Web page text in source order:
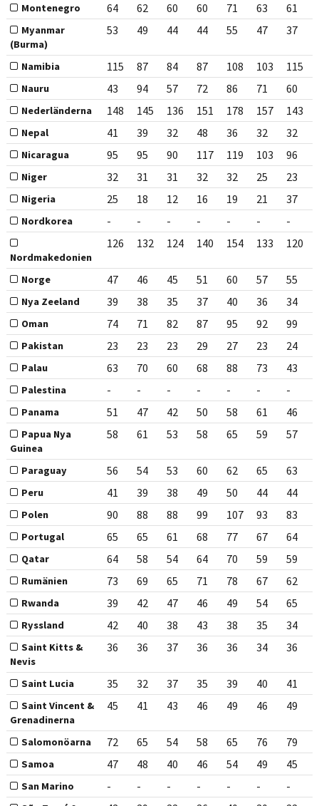
Montenegro 64 62 60 60 71 63 61
Myanmar
(Burma)
53 49 44 44 55 47 37
Namibia 115 87 84 87 108 103 115
Nauru 43 94 57 72 86 71 60
Nederländerna 148 145 136 151 178 157 143
Nepal 41 39 32 48 36 32 32
Nicaragua 95 95 90 117 119 103 96
Niger 32 31 31 32 32 25 23
Nigeria 25 18 12 16 19 21 37
Nordkorea - - - - - - -
Nordmakedonien
126 132 124 140 154 133 120
Norge 47 46 45 51 60 57 55
Nya Zeeland 39 38 35 37 40 36 34
Oman 74 71 82 87 95 92 99
Pakistan 23 23 23 29 27 23 24
Palau 63 70 60 68 88 73 43
Palestina - - - - - - -
Panama 51 47 42 50 58 61 46
Papua Nya
Guinea
58 61 53 58 65 59 57
Paraguay 56 54 53 60 62 65 63
Peru 41 39 38 49 50 44 44
Polen 90 88 88 99 107 93 83
Portugal 65 65 61 68 77 67 64
Qatar 64 58 54 64 70 59 59
Rumänien 73 69 65 71 78 67 62
Rwanda 39 42 47 46 49 54 65
Ryssland 42 40 38 43 38 35 34
Saint Kitts &
Nevis
36 36 37 36 36 34 36
Saint Lucia 35 32 37 35 39 40 41
Saint Vincent &
Grenadinerna
45 41 43 46 49 46 49
Salomonöarna 72 65 54 58 65 76 79
Samoa 47 48 40 46 54 49 45
San Marino - - - - - - -